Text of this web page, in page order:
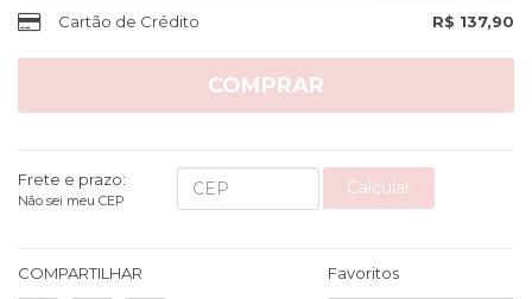
Cartão de Crédito R$ 137,90
COMPRAR
Frete e prazo:
Não sei meu CEP
Calcular
COMPARTILHAR Favoritos